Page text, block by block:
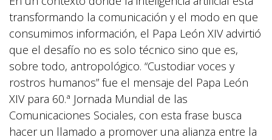
transformando la comunicación y el modo en que
consumimos información, el Papa León XIV advirtió
que el desafío no es solo técnico sino que es,
sobre todo, antropológico. “Custodiar voces y
rostros humanos” fue el mensaje del Papa León
XIV para 60.ª Jornada Mundial de las
Comunicaciones Sociales, con esta frase busca
hacer un llamado a promover una alianza entre la